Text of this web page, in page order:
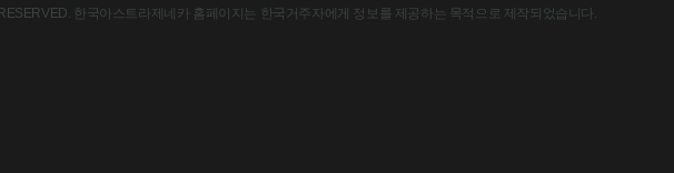
한국아스트라제네카 홈페이지는 한국거주자에게 정보를 제공하는 목적으로 제작되었습니다.